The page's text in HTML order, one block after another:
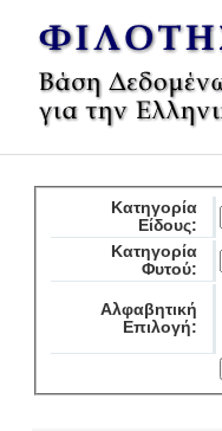
Κατηγορία
Είδους:
Κατηγορία
Φυτού:
Αλφαβητική
Επιλογή: